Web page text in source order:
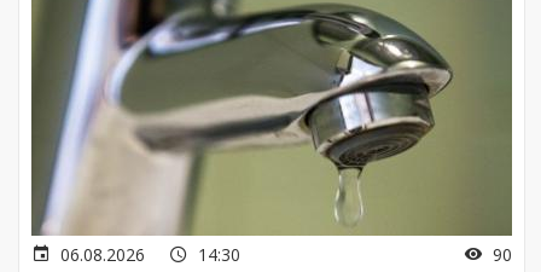
06.08.2026 14:30 90